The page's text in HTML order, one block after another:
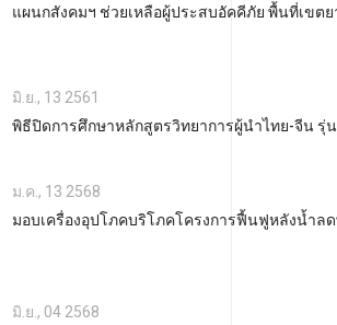
แผนกสังคมฯ ช่วยเหลือผู้ประสบอัคคีภัย พื้นที่เขต
มิ.ย., 13 2561
พิธีปิดการศึกษาหลักสูตรวิทยาการผู้นำไทย-จีน รุ่
ม.ค., 13 2568
มอบเครื่องอุปโภคบริโภคโครงการฟื้นฟูหลังน้ำล
มิ.ย., 04 2568